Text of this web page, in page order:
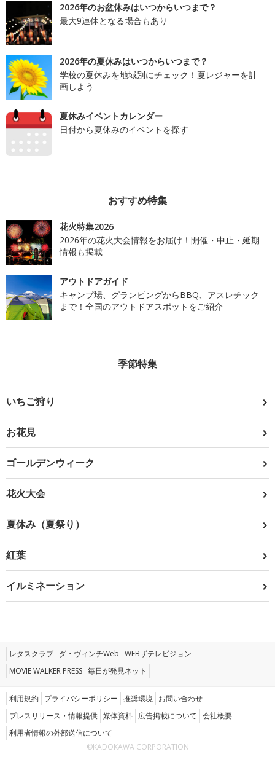
2026年のお盆休みはいつからいつまで？
最大9連休となる場合もあり
2026年の夏休みはいつからいつまで？
学校の夏休みを地域別にチェック！夏レジャーを計
画しよう
夏休みイベントカレンダー
日付から夏休みのイベントを探す
おすすめ特集
花火特集2026
2026年の花火大会情報をお届け！開催・中止・延期
情報も掲載
アウトドアガイド
キャンプ場、グランピングからBBQ、アスレチック
まで！全国のアウトドアスポットをご紹介
季節特集
いちご狩り
お花見
ゴールデンウィーク
花火大会
夏休み（夏祭り）
紅葉
イルミネーション
レタスクラブ ダ・ヴィンチWeb WEBザテレビジョン
MOVIE WALKER PRESS 毎日が発見ネット
利用規約 プライバシーポリシー 推奨環境 お問い合わせ
プレスリリース・情報提供 媒体資料 広告掲載について 会社概要
利用者情報の外部送信について
©KADOKAWA CORPORATION